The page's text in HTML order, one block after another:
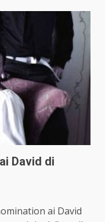
David di
ai David